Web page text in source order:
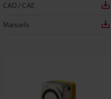
CAO / CAE
Manuels